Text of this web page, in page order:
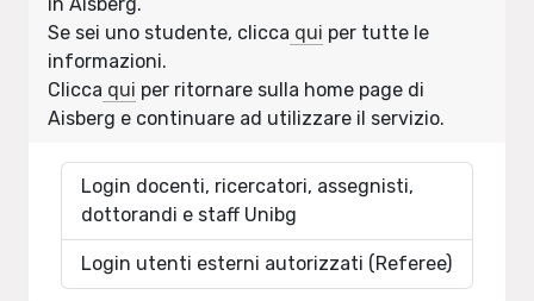
Se sei uno studente, clicca qui per tutte le
informazioni.
Clicca qui per ritornare sulla home page di
Aisberg e continuare ad utilizzare il servizio.
Login docenti, ricercatori, assegnisti,
dottorandi e staff Unibg
Login utenti esterni autorizzati (Referee)